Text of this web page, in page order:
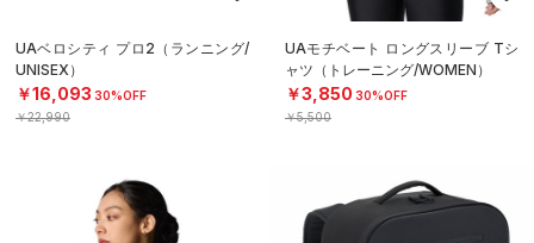
UAベロシティ プロ2（ランニング/
UNISEX）
￥16,093 30%OFF
￥22,990
UAモチベート ロングスリーブ Tシ
ャツ（トレーニング/WOMEN）
￥3,850 30%OFF
￥5,500